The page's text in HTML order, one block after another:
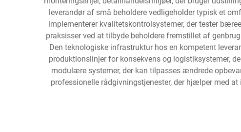
leverandør af små beholdere vedligeholder typisk et
implementerer kvalitetskontrolsystemer, der tester
praksisser ved at tilbyde beholdere fremstillet af
Den teknologiske infrastruktur hos en kompetent
produktionslinjer for konsekvens og logistiksystemer,
modulære systemer, der kan tilpasses ændrede
professionelle rådgivningstjenester, der hjælper med